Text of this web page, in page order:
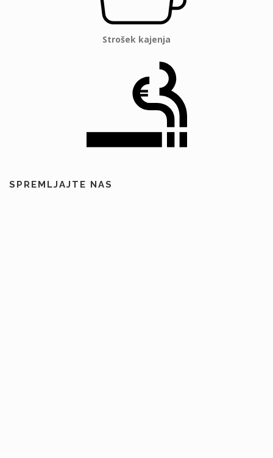
Strošek kajenja
SPREMLJAJTE NAS